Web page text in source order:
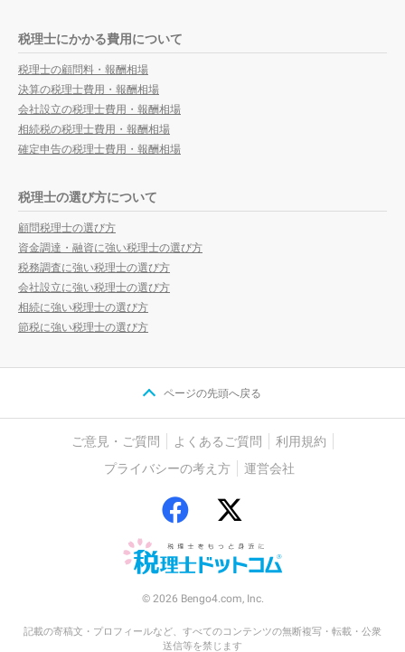
税理士にかかる費用について
税理士の顧問料・報酬相場
決算の税理士費用・報酬相場
会社設立の税理士費用・報酬相場
相続税の税理士費用・報酬相場
確定申告の税理士費用・報酬相場
税理士の選び方について
顧問税理士の選び方
資金調達・融資に強い税理士の選び方
税務調査に強い税理士の選び方
会社設立に強い税理士の選び方
相続に強い税理士の選び方
節税に強い税理士の選び方
ページの先頭へ戻る
ご意見・ご質問 よくあるご質問
利用規約
プライバシーの考え方
運営会社
© 2026 Bengo4.com, Inc.
記載の寄稿文・プロフィールなど、すべてのコンテンツの無断複写・転載・公衆
送信等を禁じます